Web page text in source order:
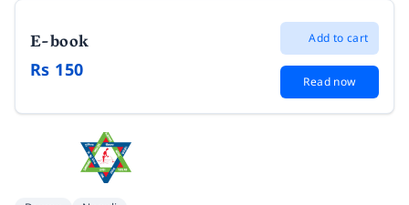
E-book
Rs 150
Add to cart
Read now